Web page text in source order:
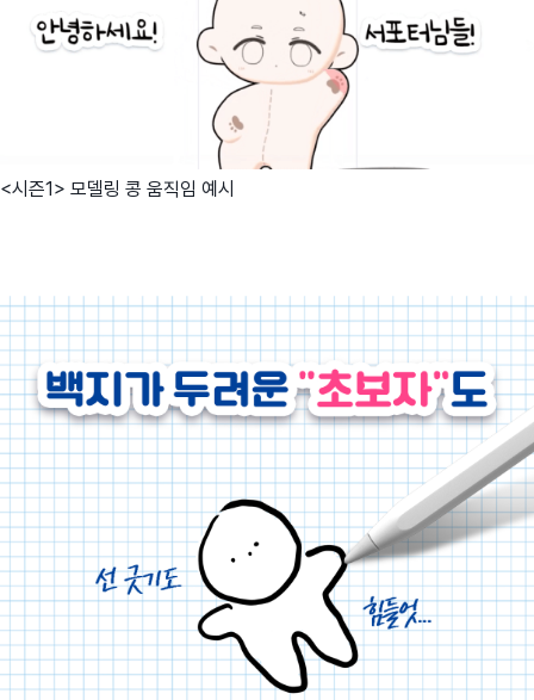
<시즌1> 모델링 콩 움직임 예시